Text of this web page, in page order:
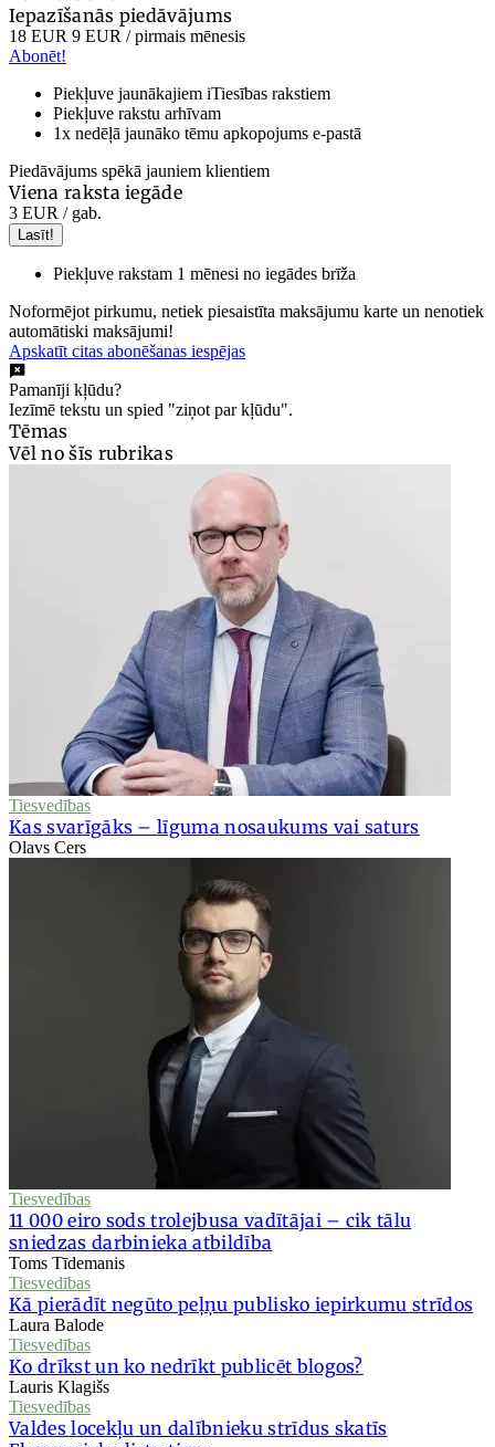
Iepazīšanās piedāvājums
18 EUR 9 EUR / pirmais mēnesis
Abonēt!
Piekļuve jaunākajiem iTiesības rakstiem
Piekļuve rakstu arhīvam
1x nedēļā jaunāko tēmu apkopojums e-pastā
Piedāvājums spēkā jauniem klientiem
Viena raksta iegāde
3 EUR / gab.
Lasīt!
Piekļuve rakstam 1 mēnesi no iegādes brīža
Noformējot pirkumu, netiek piesaistīta maksājumu karte un nenotiek
automātiski maksājumi!
Apskatīt citas abonēšanas iespējas
Pamanīji kļūdu?
Iezīmē tekstu un spied "ziņot par kļūdu".
Tēmas
Vēl no šīs rubrikas
Tiesvedības
Kas svarīgāks – līguma nosaukums vai saturs
Olavs Cers
Tiesvedības
11 000 eiro sods trolejbusa vadītājai – cik tālu
sniedzas darbinieka atbildība
Toms Tīdemanis
Tiesvedības
Kā pierādīt negūto peļņu publisko iepirkumu strīdos
Laura Balode
Tiesvedības
Ko drīkst un ko nedrīkt publicēt blogos?
Lauris Klagišs
Tiesvedības
Valdes locekļu un dalībnieku strīdus skatīs